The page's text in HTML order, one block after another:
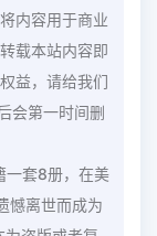
内容用于商业
载本站内容即
益，请给我们
会第一时间删
一套8册，在美
憾离世而成为